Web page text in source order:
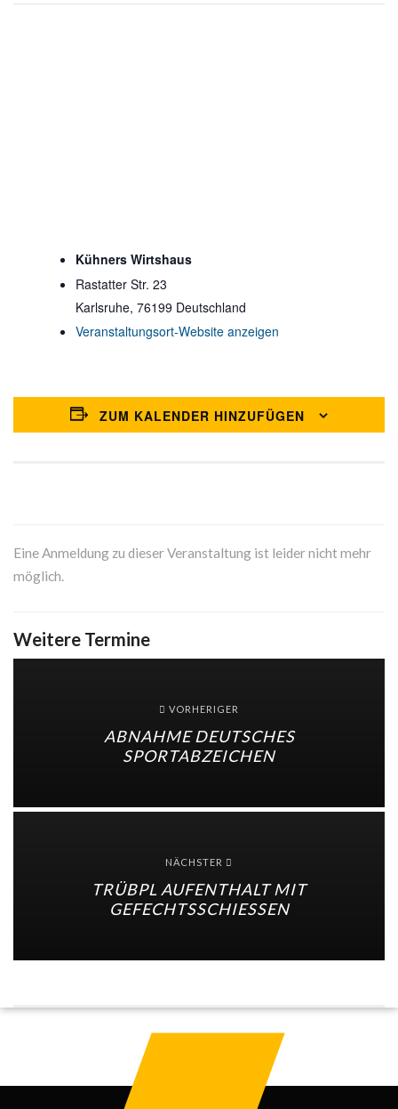
Kühners Wirtshaus
Rastatter Str. 23
Karlsruhe, 76199 Deutschland
Veranstaltungsort-Website anzeigen
ZUM KALENDER HINZUFÜGEN
Eine Anmeldung zu dieser Veranstaltung ist leider nicht mehr
möglich.
Weitere Termine
VORHERIGER
ABNAHME DEUTSCHES
SPORTABZEICHEN
NÄCHSTER
TRÜBPL AUFENTHALT MIT
GEFECHTSSCHIESSEN